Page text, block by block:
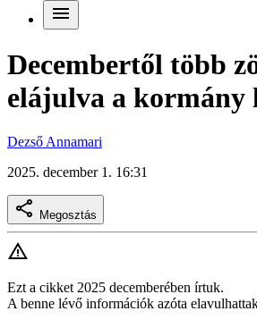
Decembertől több
elájulva a kormány
Dezső Annamari
2025. december 1. 16:31
Megosztás
Ezt a cikket 2025 decemberében írtuk.
A benne lévő információk azóta